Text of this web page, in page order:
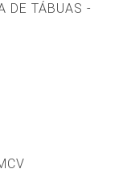
DE TÁBUAS -